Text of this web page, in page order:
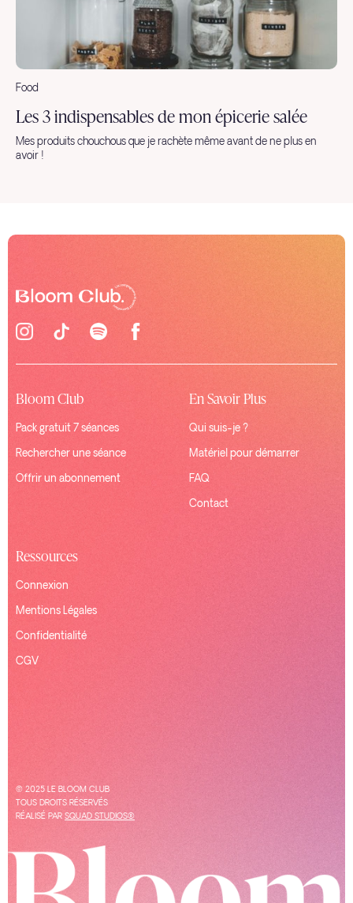
Food
Les 3 indispensables de mon épicerie salée
Mes produits chouchous que je rachète même avant de ne plus en
avoir !
© 2025 LE BLOOM CLUB
TOUS DROITS RÉSERVÉS
RÉALISÉ PAR SQUAD STUDIOS®
Bloom Club
Pack gratuit 7 séances
Rechercher une séance
Offrir un abonnement
En Savoir Plus
Qui suis-je ?
Matériel pour démarrer
FAQ
Contact
Ressources
Connexion
Mentions Légales
Confidentialité
CGV